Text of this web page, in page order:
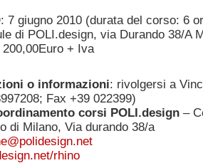
: 7 giugno 2010 (durata del corso: 6
di POLI.design, via Durando 38/A
200,00Euro + Iva
o informazioni: rivolgersi a
Fax +39 022399)
corsi POLI.design –
di Milano, Via durando 38/a
rhino